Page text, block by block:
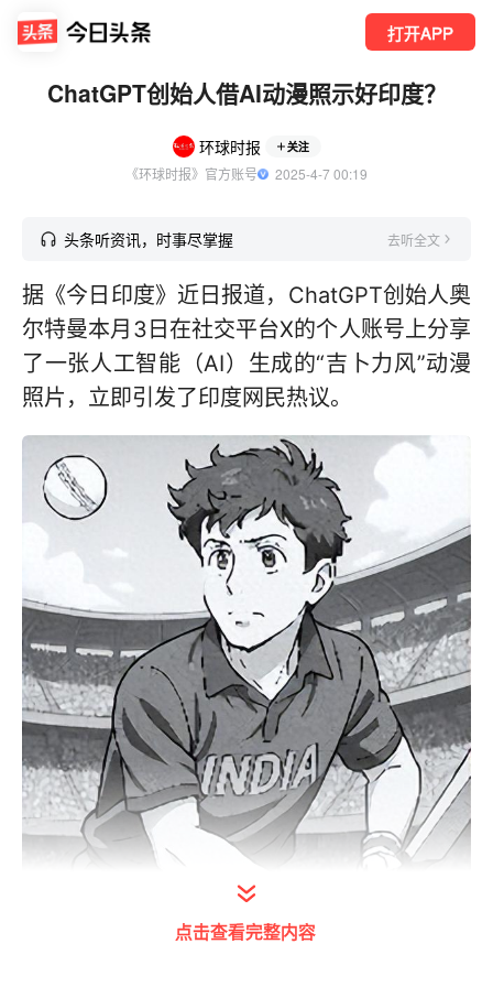
打开APP
ChatGPT创始人借AI动漫照示好印度？
环球时报 关注
《环球时报》官方账号
  2025-4-7 00:19
头条听资讯，时事尽掌握 去听全文
据《今日印度》近日报道，ChatGPT创始人奥
尔特曼本月3日在社交平台X的个人账号上分享
了一张人工智能（AI）生成的“吉卜力风”动漫
照片，立即引发了印度网民热议。
点击查看完整内容